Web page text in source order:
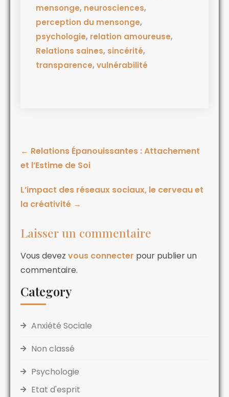
mensonge, neurosciences,
perception du mensonge,
psychologie, relation amoureuse,
Relations saines, sincérité,
transparence, vulnérabilité
← Relations Épanouissantes : Attachement
et l’Estime de Soi
L’impact des réseaux sociaux, le cerveau et
la créativité →
Laisser un commentaire
Vous devez vous connecter pour publier un
commentaire.
Category
Anxiété Sociale
Non classé
Psychologie
Etat d'esprit